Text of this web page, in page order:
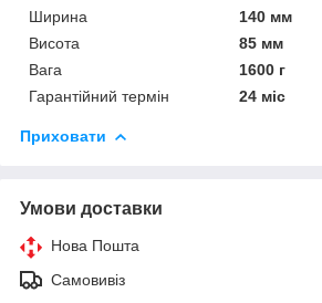
Ширина
140 мм
Висота
85 мм
Вага
1600 г
Гарантійний термін
24 міс
Приховати
Умови доставки
Нова Пошта
Самовивіз